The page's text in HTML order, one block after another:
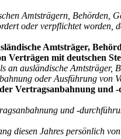
Amtsträgern, Behörden,
oder verpflichtet worden,
Amtsträger,
mit deutschen
ausländische Amtsträger,
oder Ausführung von
Vertragsanbahnung und
und -
diesen Jahres persönlich